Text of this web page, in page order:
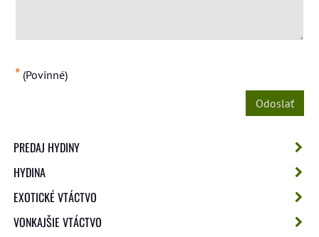
* (Povinné)
Odoslať
PREDAJ HYDINY
HYDINA
EXOTICKÉ VTÁCTVO
VONKAJŠIE VTÁCTVO